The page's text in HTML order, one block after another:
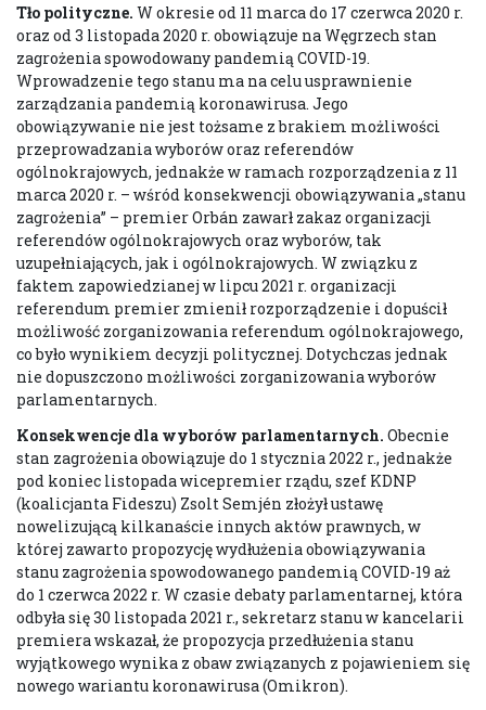
Tło polityczne. W okresie od 11 marca do 17 czerwca 2020 r.
oraz od 3 listopada 2020 r. obowiązuje na Węgrzech stan
zagrożenia spowodowany pandemią COVID-19.
Wprowadzenie tego stanu ma na celu usprawnienie
zarządzania pandemią koronawirusa. Jego
obowiązywanie nie jest tożsame z brakiem możliwości
przeprowadzania wyborów oraz referendów
ogólnokrajowych, jednakże w ramach rozporządzenia z 11
marca 2020 r. – wśród konsekwencji obowiązywania „stanu
zagrożenia” – premier Orbán zawarł zakaz organizacji
referendów ogólnokrajowych oraz wyborów, tak
uzupełniających, jak i ogólnokrajowych. W związku z
faktem zapowiedzianej w lipcu 2021 r. organizacji
referendum premier zmienił rozporządzenie i dopuścił
możliwość zorganizowania referendum ogólnokrajowego,
co było wynikiem decyzji politycznej. Dotychczas jednak
nie dopuszczono możliwości zorganizowania wyborów
parlamentarnych.
Konsekwencje dla wyborów parlamentarnych. Obecnie
stan zagrożenia obowiązuje do 1 stycznia 2022 r., jednakże
pod koniec listopada wicepremier rządu, szef KDNP
(koalicjanta Fideszu) Zsolt Semjén złożył ustawę
nowelizującą kilkanaście innych aktów prawnych, w
której zawarto propozycję wydłużenia obowiązywania
stanu zagrożenia spowodowanego pandemią COVID-19 aż
do 1 czerwca 2022 r. W czasie debaty parlamentarnej, która
odbyła się 30 listopada 2021 r., sekretarz stanu w kancelarii
premiera wskazał, że propozycja przedłużenia stanu
wyjątkowego wynika z obaw związanych z pojawieniem się
nowego wariantu koronawirusa (Omikron).